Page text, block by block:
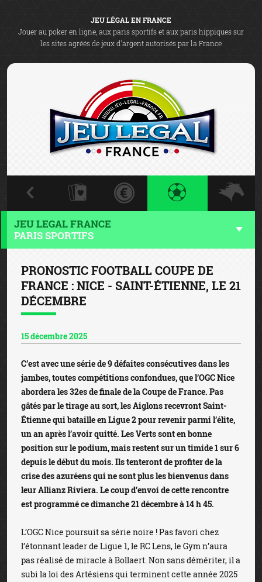
JEU LÉGAL EN FRANCE
Jouer au poker en ligne, aux paris sportifs et aux paris hippiques sur
les sites agréés de jeux d'argent autorisés par la France
JEU LEGAL FRANCE
PARIS SPORTIFS
PRONOSTIC FOOTBALL COUPE DE
FRANCE : NICE - SAINT-ÉTIENNE, LE 21
DÉCEMBRE
15 décembre 2025
C’est avec une série de 9 défaites consécutives dans les
jambes, toutes compétitions confondues, que l’OGC Nice
abordera les 32es de finale de la Coupe de France. Pas
gâtés par le tirage au sort, les Aiglons recevront Saint-
Étienne qui bataille en Ligue 2 pour revenir parmi l’élite,
un an après l’avoir quitté. Les Verts sont en bonne
position sur le podium, mais restent sur un timide 1 sur 6
depuis le début du mois. Ils tenteront de profiter de la
crise des azuréens qui ne sont plus les bienvenus dans
leur Allianz Riviera. Le coup d’envoi de cette rencontre
est programmé ce dimanche 21 décembre à 14 h 45.
L’OGC Nice poursuit sa série noire ! Pas favori chez
l’étonnant leader de Ligue 1, le RC Lens, le Gym n’aura
pas réalisé de miracle à Bollaert. Non sans démériter, il a
subi la loi des Artésiens qui terminent cette année 2025